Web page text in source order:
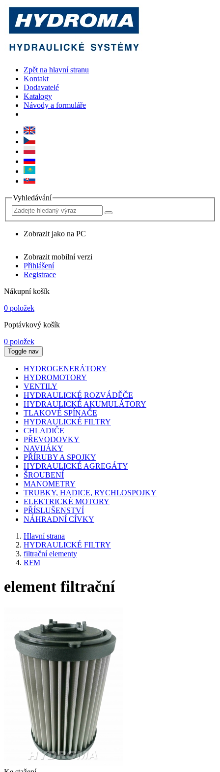
Zpět na hlavní stranu
Kontakt
Dodavatelé
Katalogy
Návody a formuláře
Vyhledávání
Zobrazit jako na PC
Zobrazit mobilní verzi
Přihlášení
Registrace
Nákupní košík
0 položek
Poptávkový košík
0 položek
Toggle nav
HYDROGENERÁTORY
HYDROMOTORY
VENTILY
HYDRAULICKÉ ROZVÁDĚČE
HYDRAULICKÉ AKUMULÁTORY
TLAKOVÉ SPÍNAČE
HYDRAULICKÉ FILTRY
CHLADIČE
PŘEVODOVKY
NAVIJÁKY
PŘÍRUBY A SPOJKY
HYDRAULICKÉ AGREGÁTY
ŠROUBENÍ
MANOMETRY
TRUBKY, HADICE, RYCHLOSPOJKY
ELEKTRICKÉ MOTORY
PŘÍSLUŠENSTVÍ
NÁHRADNÍ CÍVKY
Hlavní strana
HYDRAULICKÉ FILTRY
filtrační elementy
RFM
element filtrační